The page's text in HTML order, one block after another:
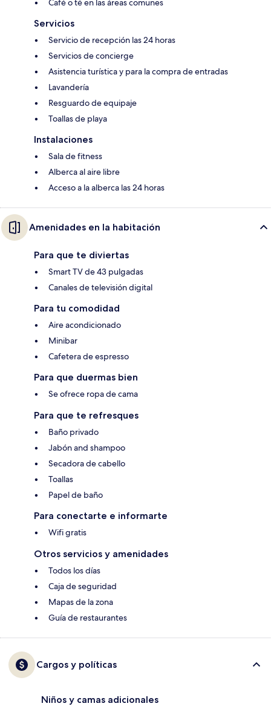
Café o té en las áreas comunes
Servicios
Servicio de recepción las 24 horas
Servicios de concierge
Asistencia turística y para la compra de entradas
Lavandería
Resguardo de equipaje
Toallas de playa
Instalaciones
Sala de fitness
Alberca al aire libre
Acceso a la alberca las 24 horas
Amenidades en la habitación
Para que te diviertas
Smart TV de 43 pulgadas
Canales de televisión digital
Para tu comodidad
Aire acondicionado
Minibar
Cafetera de espresso
Para que duermas bien
Se ofrece ropa de cama
Para que te refresques
Baño privado
Jabón and shampoo
Secadora de cabello
Toallas
Papel de baño
Para conectarte e informarte
Wifi gratis
Otros servicios y amenidades
Todos los días
Caja de seguridad
Mapas de la zona
Guía de restaurantes
Cargos y políticas
Niños y camas adicionales